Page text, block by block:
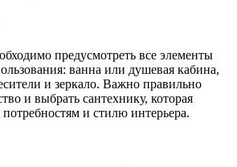
предусмотреть все элементы
ванна или душевая кабина,
и зеркало. Важно правильно
и выбрать сантехнику, которая
и стилю интерьера.